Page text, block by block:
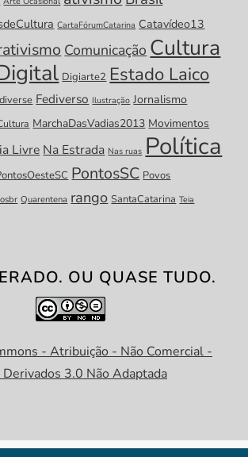
CartaFórumCatarina Catavídeo13
Comunicação Cultura
Digiarte2 Estado Laico
Fediverso Ilustração Jornalismo
MarchaDasVadias2013 Movimentos
LivreNa Estrada Nas ruas Política
PontosSC Povos
Quarentena rango SantaCatarina Teia
OU QUASE TUDO.
- Atribuição - Não Comercial -
Derivados 3.0 Não Adaptada